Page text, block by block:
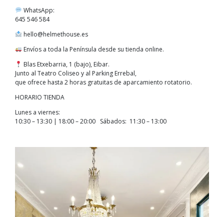
WhatsApp:
645 546 584
hello@helmethouse.es
Envíos a toda la Península desde su tienda online.
Blas Etxebarria, 1 (bajo), Eibar.
Junto al Teatro Coliseo y al Parking Errebal,
que ofrece hasta 2 horas gratuitas de aparcamiento rotatorio.
HORARIO TIENDA
Lunes a viernes:
10:30 – 13:30 | 18:00 – 20:00 Sábados: 11:30 – 13:00